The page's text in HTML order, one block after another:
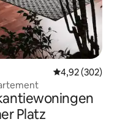
Gemiddelde
4,92 (302)
Platz